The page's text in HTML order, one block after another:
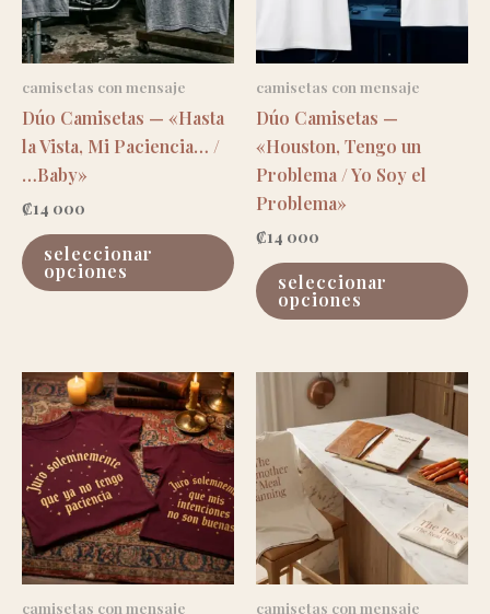
página
producto
en
la
camisetas con mensaje
Dúo Camisetas — «Hasta
la Vista, Mi Paciencia… /
…Baby»
₡14 000
seleccionar
opciones
este
producto
tiene
múltiples
las
opciones
se
pueden
elegir
en
página
camisetas con mensaje
Dúo Camisetas —
«Houston, Tengo un
Problema / Yo Soy el
Problema»
₡14 000
seleccionar
opciones
se
en
la
camisetas con mensaje camisetas con mensaje